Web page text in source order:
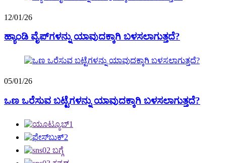
12/01/26
ಹ್ಯಾಂಡಿ ವೈಪ್‌ಗಳನ್ನು ಯಾವುದಕ್ಕಾಗಿ ಬಳಸಲಾಗುತ್ತದೆ?
05/01/26
ಒಣ ಒರೆಸುವ ಬಟ್ಟೆಗಳನ್ನು ಯಾವುದಕ್ಕಾಗಿ ಬಳಸಲಾಗುತ್ತದೆ?